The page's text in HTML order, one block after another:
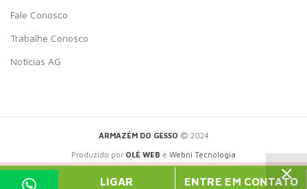
Fale Conosco
Trabalhe Conosco
Notícias AG
ARMAZÉM DO GESSO 2024
Produzido por OLÉ WEB e Webni Tecnologia
PHP Code Snippets Powered By :XYZScripts.com
LIGAR ENTRE EM CONTATO